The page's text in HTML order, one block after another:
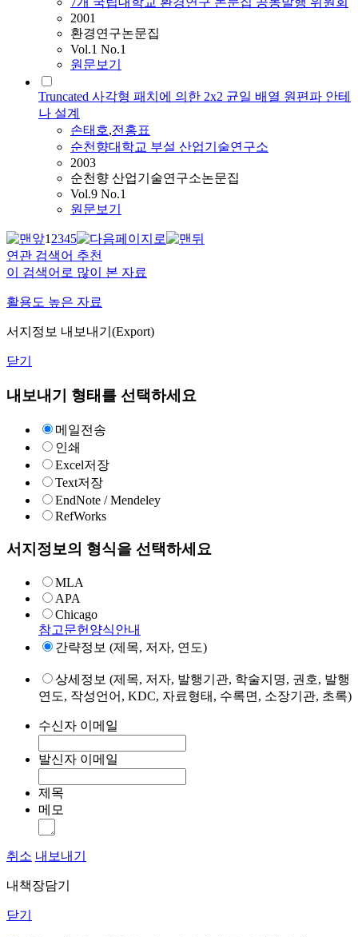
2001
환경연구논문집
Vol.1 No.1
원문보기
Truncated 사각형 패치에 의한 2x2 균일 배열 원편파 안테
나 설계
손태호,전홍표
순천향대학교 부설 산업기술연구소
2003
순천향 산업기술연구소논문집
Vol.9 No.1
원문보기
12345
연관 검색어 추천
이 검색어로 많이 본 자료
활용도 높은 자료
서지정보 내보내기(Export)
닫기
내보내기 형태를 선택하세요
메일전송
인쇄
Excel저장
Text저장
EndNote / Mendeley
RefWorks
서지정보의 형식을 선택하세요
MLA
APA
Chicago
참고문헌양식안내
간략정보 (제목, 저자, 연도)
상세정보 (제목, 저자, 발행기관, 학술지명, 권호, 발행
연도, 작성언어, KDC, 자료형태, 수록면, 소장기관, 초록)
수신자 이메일
발신자 이메일
제목
메모
취소 내보내기
내책장담기
닫기